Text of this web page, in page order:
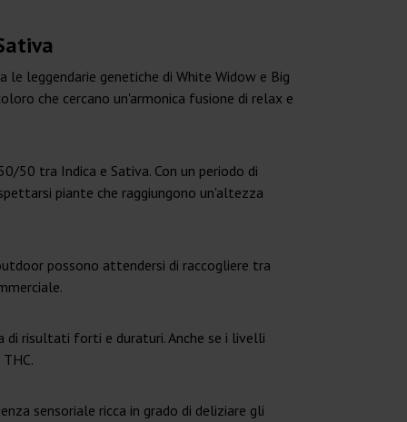
le leggendarie genetiche di White Widow e Big
che cercano un'armonica fusione di relax e
50 tra Indica e Sativa. Con un periodo di
piante che raggiungono un'altezza
possono attendersi di raccogliere tra
risultati forti e duraturi. Anche se i livelli
sensoriale ricca in grado di deliziare gli